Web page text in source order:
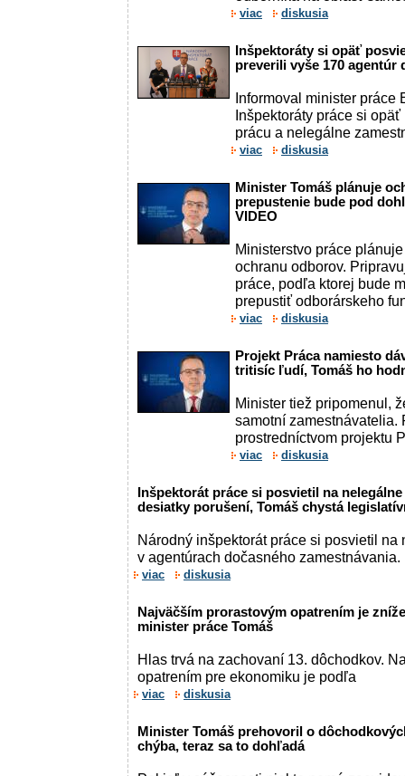
viac diskusia
Inšpektoráty si opäť
preverili vyše 170 agentúr
Informoval minister práce
Inšpektoráty práce si
prácu a nelegálne
viac diskusia
Minister Tomáš plánuje
prepustenie bude pod
VIDEO
Ministerstvo práce
ochranu odborov.
práce, podľa ktorej bude
prepustiť odborárskeho
viac diskusia
Projekt Práca namiesto
tritisíc ľudí, Tomáš ho
Minister tiež pripomenul,
samotní zamestnávatelia.
prostredníctvom projektu
viac diskusia
Inšpektorát práce si posvietil na
desiatky porušení, Tomáš chystá
Národný inšpektorát práce si posvietil
v agentúrach dočasného zamestnávania.
viac diskusia
Najväčším prorastovým opatrením je
minister práce Tomáš
Hlas trvá na zachovaní 13. dôchodkov.
opatrením pre ekonomiku je podľa
viac diskusia
Minister Tomáš prehovoril o
chýba, teraz sa to dohľadá